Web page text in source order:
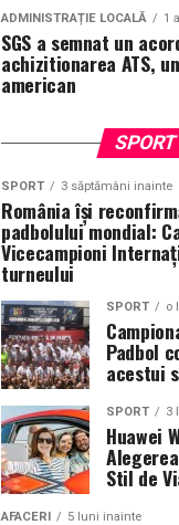
ADMINISTRAȚIE LOCALĂ 1
SGS a semnat un
achizitionarea ATS,
american
SPORT 3 săptămâni inainte
România își
padbolului mondial:
Vicecampioni
turneului
SPORT o
Padbol
acestui
SPORT 3
Huawei
Stil de
AFACERI 5 luni inainte